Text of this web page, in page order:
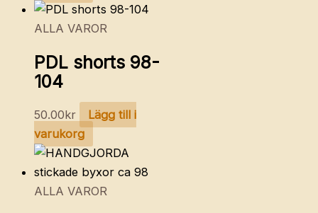
ALLA VAROR
PDL shorts 98-
104
50.00kr
Lägg till i
varukorg
ALLA VAROR